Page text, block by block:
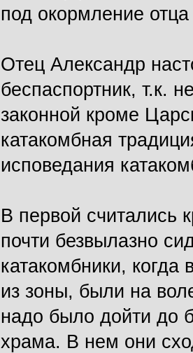
под окормление
Отец Александр
беспаспортник, т.к.
законной кроме
катакомбная
исповедания
В первой считались
почти безвылазно
катакомбники,
из зоны, были на
надо было дойти до
храма. В нем они